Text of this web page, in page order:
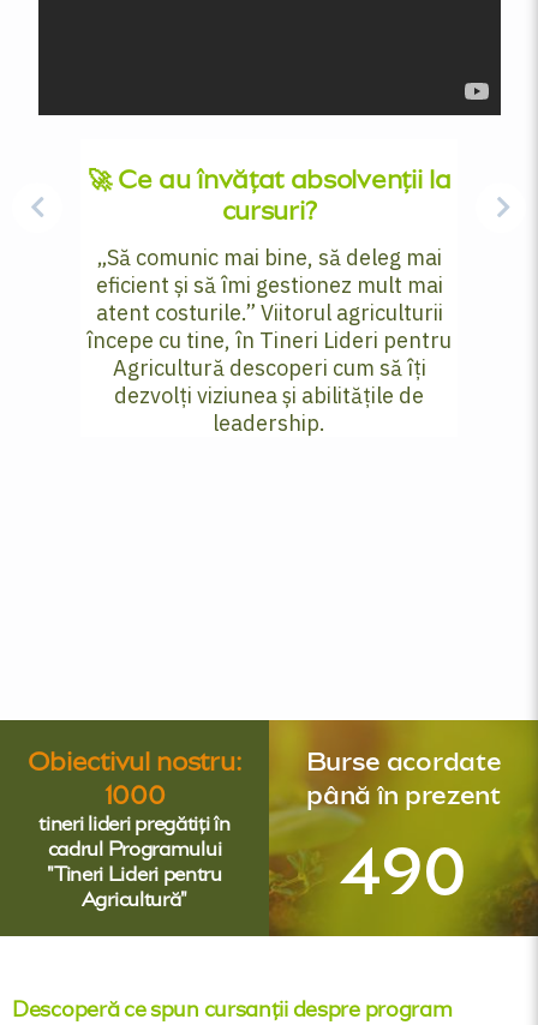
🚀 Ce au învățat absolvenții la
cursuri?
„Să comunic mai bine, să deleg mai
eficient și să îmi gestionez mult mai
atent costurile.” Viitorul agriculturii
începe cu tine, în Tineri Lideri pentru
Agricultură descoperi cum să îți
dezvolți viziunea și abilitățile de
leadership.
Obiectivul nostru:
1000
tineri lideri pregătiți în
cadrul Programului
"Tineri Lideri pentru
Agricultură"
Burse acordate
până în prezent
490
Descoperă ce spun cursanții despre program